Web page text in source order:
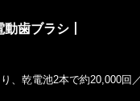
動歯ブラシ丨
、乾電池2本で約20,000回